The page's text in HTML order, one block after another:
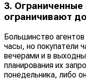
3.
ограничивают
Большинство
часы, но покупатели
вечерами и в
планирования их
понедельника, либо